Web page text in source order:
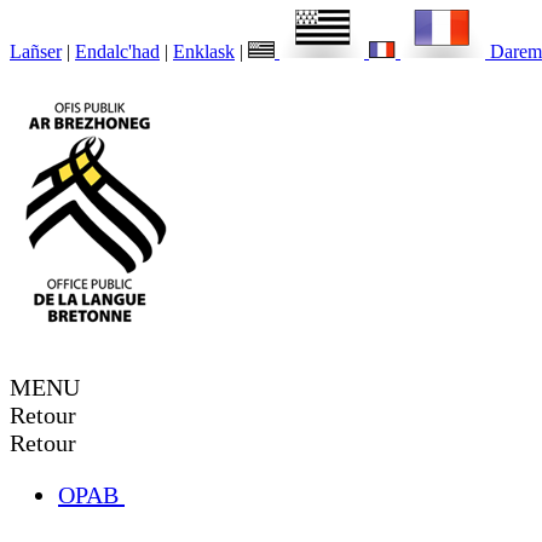
Lañser | Endalc'had | Enklask |
MENU
Retour
Retour
OPAB